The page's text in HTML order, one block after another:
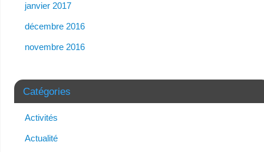
janvier 2017
décembre 2016
novembre 2016
Catégories
Activités
Actualité